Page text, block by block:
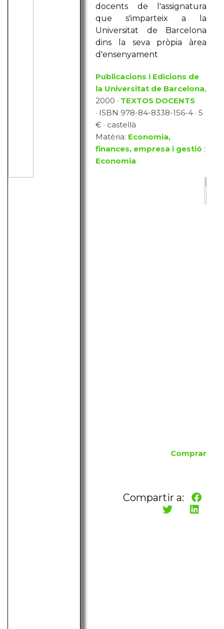
docents de l'assignatura
que s'imparteix a la
Universitat de Barcelona
dins la seva pròpia àrea
d'ensenyament
Publicacions i Edicions de
la Universitat de Barcelona,
2000 · TEXTOS DOCENTS
· ISBN 978-84-8338-156-4 · 5
€ · castellà
Matèria: Economia,
finances, empresa i gestió :
Economia
Comprar
Compartir a: